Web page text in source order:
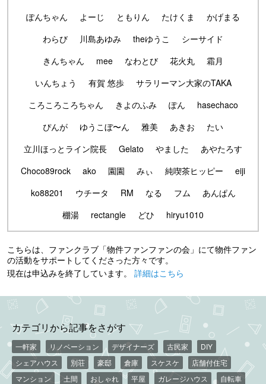
ぽんちゃん
よーじ ともりん たけくま
かげまる
わらび
川島あゆみ theゆうこ
シーサイド
きんちゃん
mee なわとび 花火丸
霜月
いんちょう
有賀 悠歩
サラリーマン大家のTAKA
ころころころちゃん
きよのふみ ぽん
hasechaco
ぴんが
ゆうこぼ〜ん 雅美 あきお
たい
立川ほっとライン院長
Gelato やました
あやたろす
Choco89rock
ako 園園 みぃ 純喫茶ヒッピー
eiji
ko88201
ウチータ RM なる フム
あんぱん
棚湯
rectangle どひ hiryu1010
こちらは、ファンクラブ「物件ファンファンの会」にて物件ファン
の活動をサポートしてくださった方々です。
現在は申込みを終了しています。 詳細はこちら
カテゴリから記事をさがす
一軒家 リノベーション デザイナーズ 古民家
DIY
シェアハウス
別荘 豪邸 倉庫 スケスケ
店舗付住宅
マンション
土間 おしゃれ 平屋 ガレージハウス
自転車